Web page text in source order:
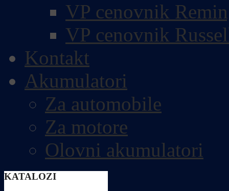
VP cenovnik
VP cenovnik
Kontakt
Akumulatori
Za automobile
Za motore
Olovni akumulatori
KATALOZI